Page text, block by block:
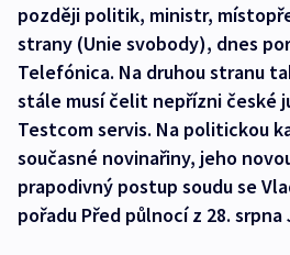
později politik, ministr,
strany (Unie svobody), dnes
Telefónica. Na druhou stranu
stále musí čelit nepřízni české
Testcom servis. Na politickou
současné novinařiny, jeho
prapodivný postup soudu se
pořadu Před půlnocí z 28. srpna